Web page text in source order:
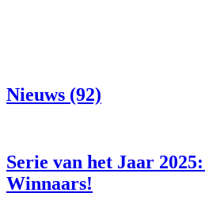
Nieuws (92)
Serie van het Jaar
Winnaars!